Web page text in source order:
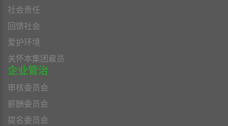
社会责任
回馈社会
爱护环境
关怀本集团雇员
企业管治
审核委员会
薪酬委员会
提名委员会